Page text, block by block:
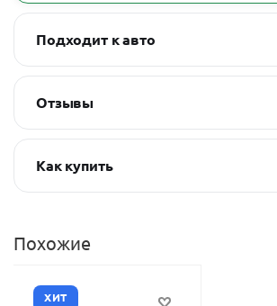
Подходит к авто
Отзывы
Как купить
Похожие
ХИТ